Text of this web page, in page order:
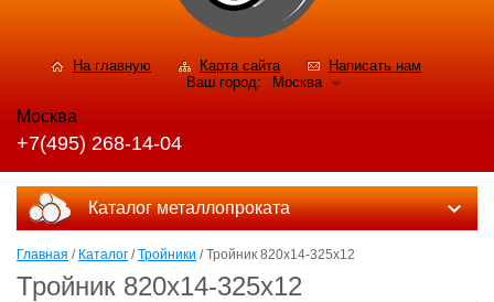
На главную Карта сайта
Написать нам
Ваш город:
Москва
Москва
+7(495) 268-14-04
Каталог металлопроката
Главная / Каталог /Тройники / Тройник 820x14-325x12
Тройник 820x14-325x12